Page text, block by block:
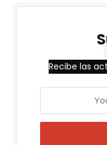
Recibe las